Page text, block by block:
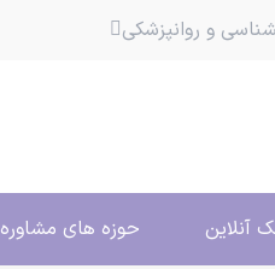
و روانپزشکی
آنلاین حوزه های مشاوره